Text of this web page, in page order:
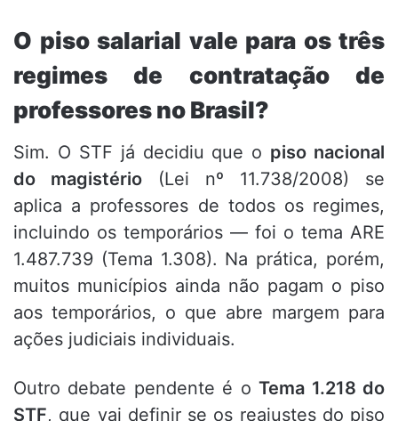
O piso salarial vale para os três
regimes de contratação de
professores no Brasil?
Sim. O STF já decidiu que o piso nacional
do magistério (Lei nº 11.738/2008) se
aplica a professores de todos os regimes,
incluindo os temporários — foi o tema ARE
1.487.739 (Tema 1.308). Na prática, porém,
muitos municípios ainda não pagam o piso
aos temporários, o que abre margem para
ações judiciais individuais.
Outro debate pendente é oTema 1.218 do
STF, que vai definir se os reajustes do piso